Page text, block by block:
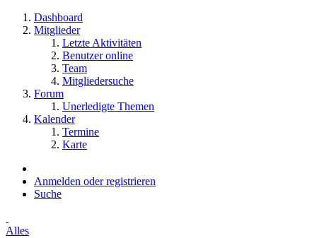
Dashboard
Mitglieder
Letzte Aktivitäten
Benutzer online
Team
Mitgliedersuche
Forum
Unerledigte Themen
Kalender
Termine
Karte
Anmelden oder registrieren
Suche
Alles